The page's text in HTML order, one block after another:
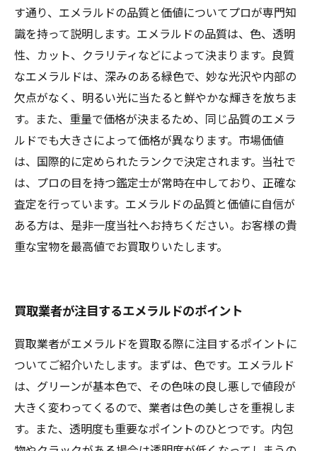
す通り、エメラルドの品質と価値についてプロが専門知
識を持って説明します。エメラルドの品質は、色、透明
性、カット、クラリティなどによって決まります。良質
なエメラルドは、深みのある緑色で、妙な光沢や内部の
欠点がなく、明るい光に当たると鮮やかな輝きを放ちま
す。また、重量で価格が決まるため、同じ品質のエメラ
ルドでも大きさによって価格が異なります。市場価値
は、国際的に定められたランクで決定されます。当社で
は、プロの目を持つ鑑定士が常時在中しており、正確な
査定を行っています。エメラルドの品質と価値に自信が
ある方は、是非一度当社へお持ちください。お客様の貴
重な宝物を最高値でお買取りいたします。
買取業者が注目するエメラルドのポイント
買取業者がエメラルドを買取る際に注目するポイントに
ついてご紹介いたします。まずは、色です。エメラルド
は、グリーンが基本色で、その色味の良し悪しで値段が
大きく変わってくるので、業者は色の美しさを重視しま
す。また、透明度も重要なポイントのひとつです。内包